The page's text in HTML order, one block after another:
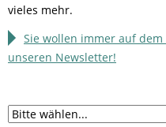
vieles mehr.
Sie wollen immer auf
unseren Newsletter!